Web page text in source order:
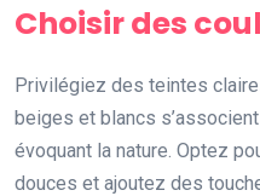
Choisir des
Privilégiez des teintes
beiges et blancs
évoquant la nature. Optez
douces et ajoutez des